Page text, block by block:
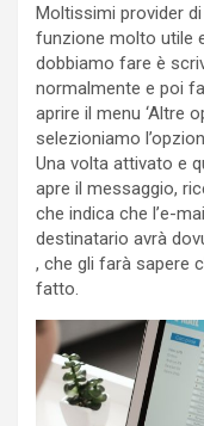
Moltissimi provider
funzione molto utile
dobbiamo fare è
normalmente e poi
aprire il menu ‘Altre
selezioniamo
Una volta attivato e
apre il messaggio,
che indica che l’e-
destinatario avrà
, che gli farà sapere
fatto.